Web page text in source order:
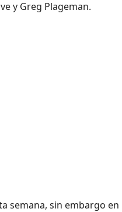
y Greg Plageman.
semana, sin embargo en